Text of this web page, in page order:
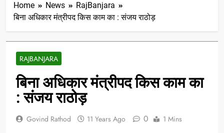
Home News
RajBanjara
बिना अधिकार मंत्रीपद किस काम का : संजय राठोड़
RAJBANJARA
बिना अधिकार मंत्रीपद किस काम का
: संजय राठोड़
Govind Rathod 11 Years Ago 0 1 Mins